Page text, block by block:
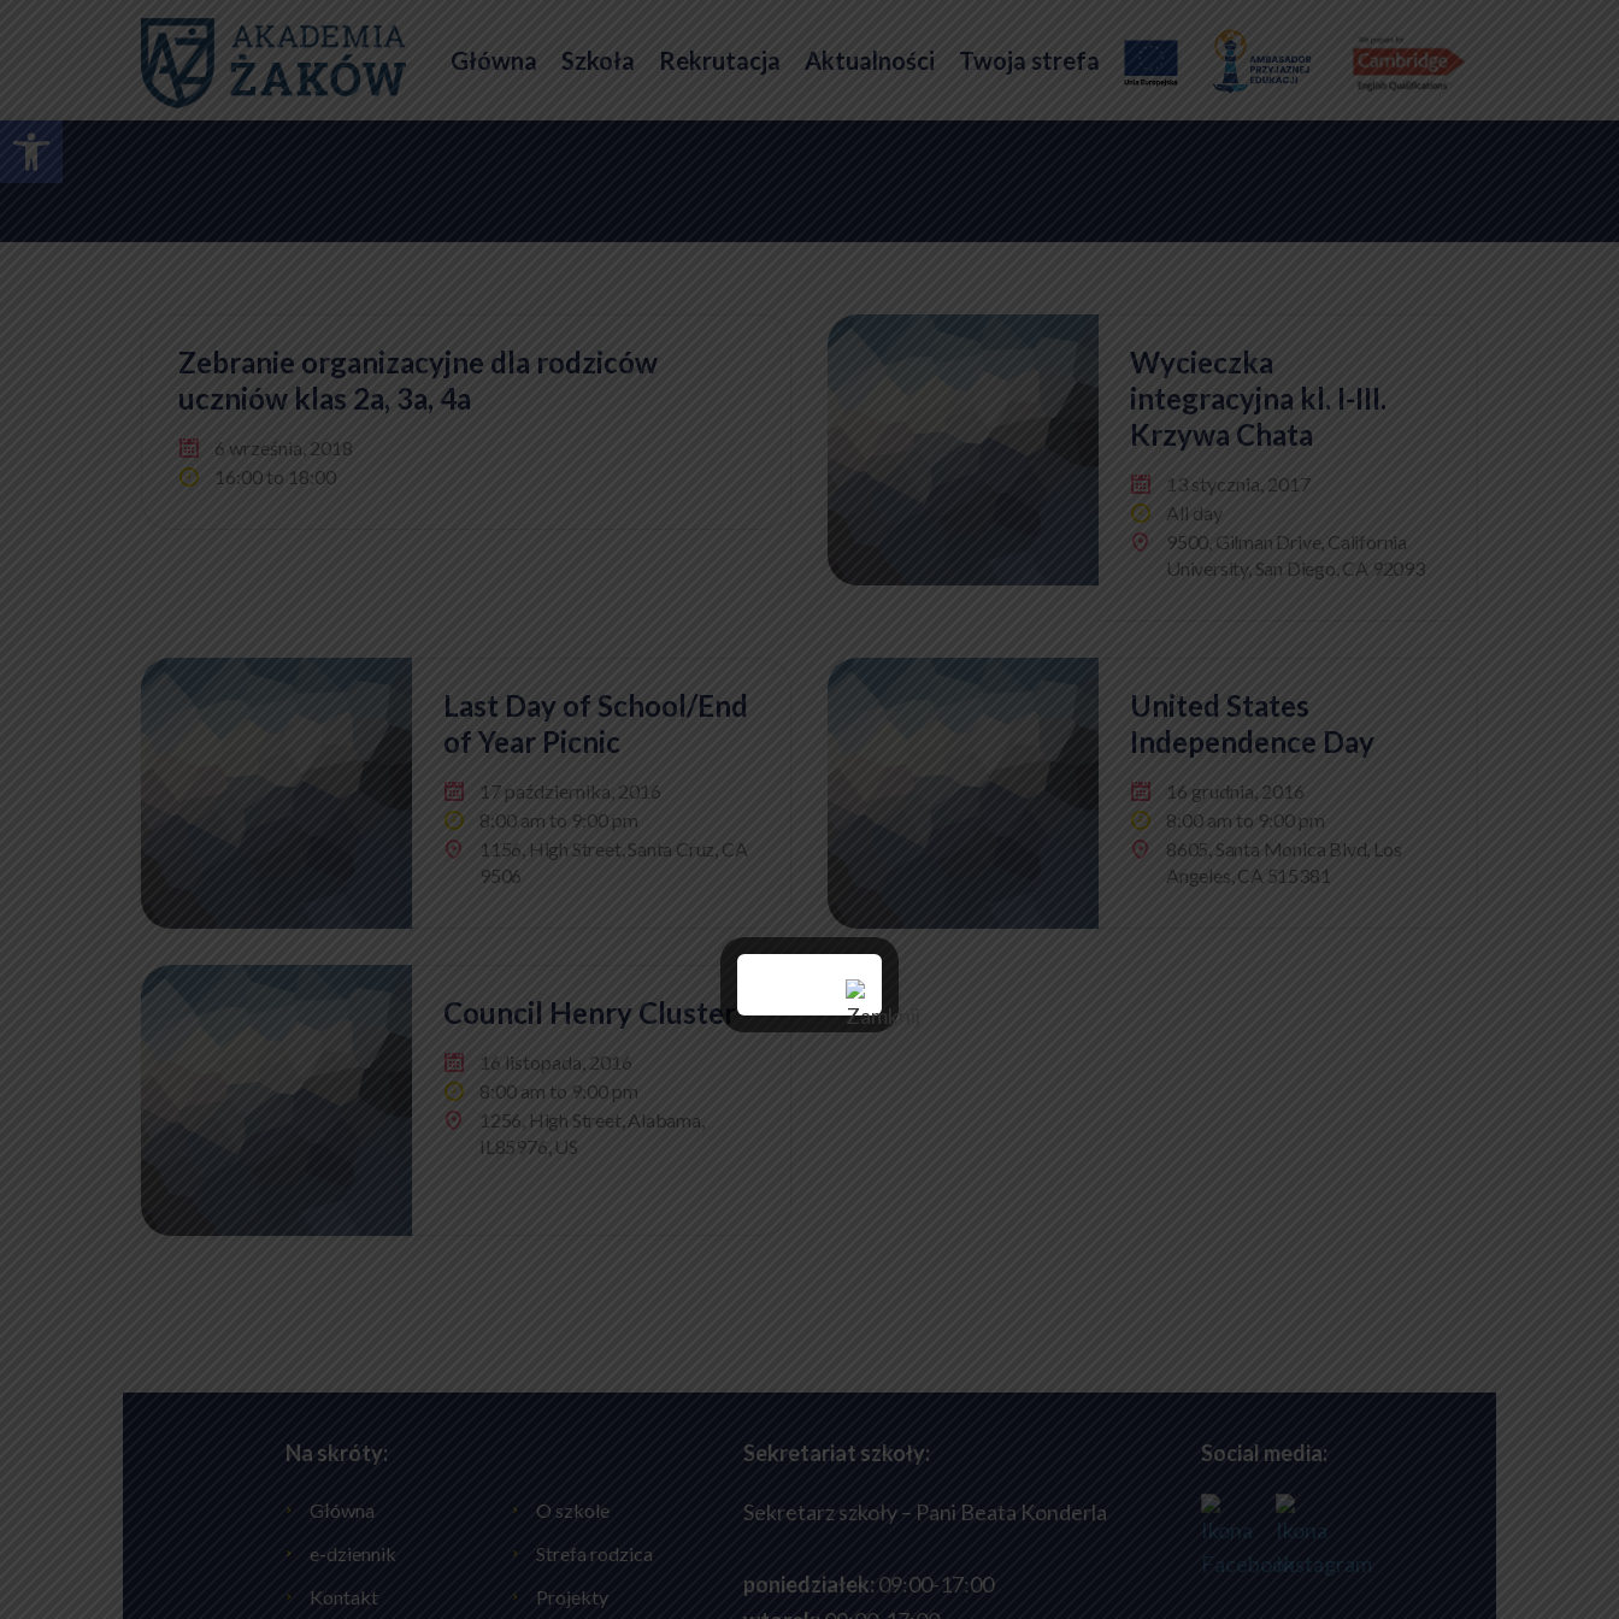
Główna Szkoła Rekrutacja Aktualności Twoja strefa
Zebranie organizacyjne dla rodziców
uczniów klas 2a, 3a, 4a
6 września, 2018
16:00 to 18:00
Wycieczka
integracyjna kl. I-III.
Krzywa Chata
13 stycznia, 2017
All day
9500, Gilman Drive, California
University, San Diego, CA 92093
Last Day of School/End
of Year Picnic
17 października, 2016
8:00 am to 9:00 pm
1156, High Street, Santa Cruz, CA
9506
United States
Independence Day
16 grudnia, 2016
8:00 am to 9:00 pm
8605, Santa Monica Blvd, Los
Angeles, CA 515381
Council Henry Cluster
16 listopada, 2016
8:00 am to 9:00 pm
1256, High Street, Alabama,
IL85976, US
Na skróty:
Główna
O szkole
e-dziennik
Strefa rodzica
Kontakt
Projekty
Sekretariat szkoły:
Sekretarz szkoły – Pani Beata Konderla
poniedziałek: 09:00-17:00
Social media:
Otwórz pasek narzędzi